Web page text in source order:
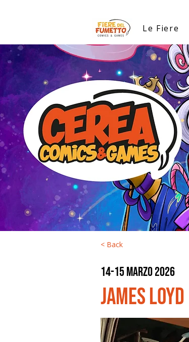
Le Fiere
< Back
14-15 marzo 2026
James Loyd